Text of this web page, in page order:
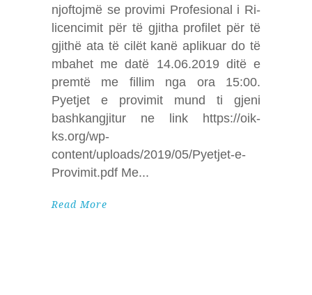
njoftojmë se provimi Profesional i Ri-
licencimit për të gjitha profilet për të
gjithë ata të cilët kanë aplikuar do të
mbahet me datë 14.06.2019 ditë e
premtë me fillim nga ora 15:00.
Pyetjet e provimit mund ti gjeni
bashkangjitur ne link https://oik-
ks.org/wp-
content/uploads/2019/05/Pyetjet-e-
Provimit.pdf Me
Read More